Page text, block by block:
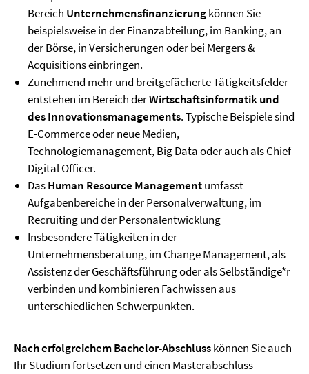
Bereich Unternehmensfinanzierungkönnen Sie
beispielsweise in der Finanzabteilung, im Banking, an
der Börse, in Versicherungen oder bei Mergers &
Acquisitions einbringen.
Zunehmend mehr und breitgefächerte Tätigkeitsfelder
entstehen im Bereich derWirtschaftsinformatik und
des Innovationsmanagements. Typische Beispiele sind
E-Commerce oder neue Medien,
Technologiemanagement, Big Data oder auch als Chief
Digital Officer.
DasHuman Resource Managementumfasst
Aufgabenbereiche in der Personalverwaltung, im
Recruiting und der Personalentwicklung
Insbesondere Tätigkeiten in der
Unternehmensberatung, im Change Management, als
Assistenz der Geschäftsführung oder als Selbständige*r
verbinden und kombinieren Fachwissen aus
unterschiedlichen Schwerpunkten.
Nach erfolgreichem Bachelor-Abschlusskönnen Sie auch
Ihr Studium fortsetzen und einen Masterabschluss